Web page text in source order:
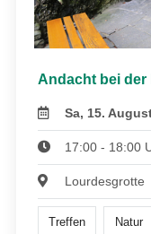
Andacht bei
Sa, 15.
17:00 - 18:00
Lourdesgrotte
Treffen Natur